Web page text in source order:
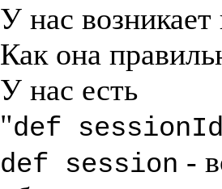
У нас
Как она
У нас есть
"def
def session -